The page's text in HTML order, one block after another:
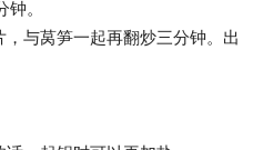
。
与莴笋一起再翻炒三分钟。出